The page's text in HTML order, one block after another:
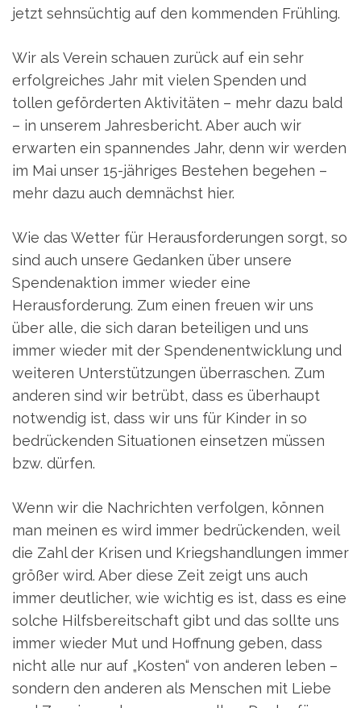
jetzt sehnsüchtig auf den kommenden Frühling.
Wir als Verein schauen zurück auf ein sehr
erfolgreiches Jahr mit vielen Spenden und
tollen geförderten Aktivitäten – mehr dazu bald
– in unserem Jahresbericht. Aber auch wir
erwarten ein spannendes Jahr, denn wir werden
im Mai unser 15-jähriges Bestehen begehen –
mehr dazu auch demnächst hier.
Wie das Wetter für Herausforderungen sorgt, so
sind auch unsere Gedanken über unsere
Spendenaktion immer wieder eine
Herausforderung. Zum einen freuen wir uns
über alle, die sich daran beteiligen und uns
immer wieder mit der Spendenentwicklung und
weiteren Unterstützungen überraschen. Zum
anderen sind wir betrübt, dass es überhaupt
notwendig ist, dass wir uns für Kinder in so
bedrückenden Situationen einsetzen müssen
bzw. dürfen.
Wenn wir die Nachrichten verfolgen, können
man meinen es wird immer bedrückenden, weil
die Zahl der Krisen und Kriegshandlungen immer
größer wird. Aber diese Zeit zeigt uns auch
immer deutlicher, wie wichtig es ist, dass es eine
solche Hilfsbereitschaft gibt und das sollte uns
immer wieder Mut und Hoffnung geben, dass
nicht alle nur auf „Kosten“ von anderen leben –
sondern den anderen als Menschen mit Liebe